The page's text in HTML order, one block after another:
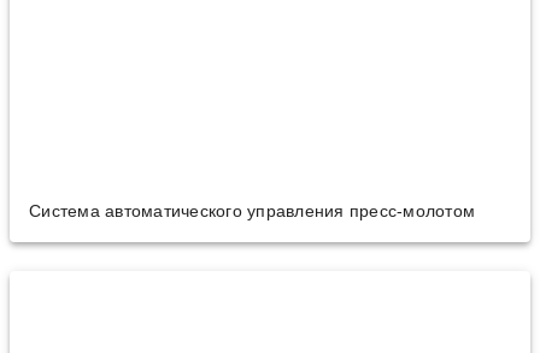
Система автоматического управления пресс-молотом